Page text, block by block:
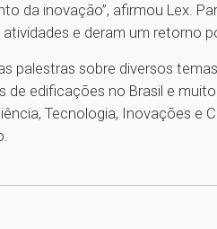
da inovação”, afirmou Lex.
e deram um retorno
palestras sobre diversos
de edificações no Brasil e
Tecnologia, Inovações e